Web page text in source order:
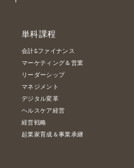
単科課程
会計&ファイナンス
マーケティング＆営業
リーダーシップ
マネジメント
デジタル変革
ヘルスケア経営
経営戦略
起業家育成＆事業承継